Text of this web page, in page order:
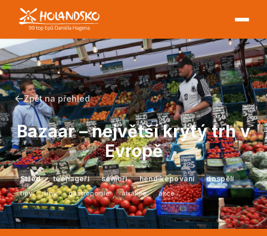
Zpět na přehled
Bazaar – největší krytý trh v
Evropě
Střed teenageři senioři hendikepovaní dospělí
tipy trhy gastronomie atrakce akce